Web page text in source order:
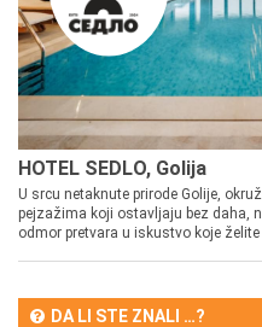
HOTEL SEDLO, Golija
U srcu netaknute prirode Golije,
pejzažima koji ostavljaju bez daha,
odmor pretvara u iskustvo koje želite
DA LI STE ZNALI …?